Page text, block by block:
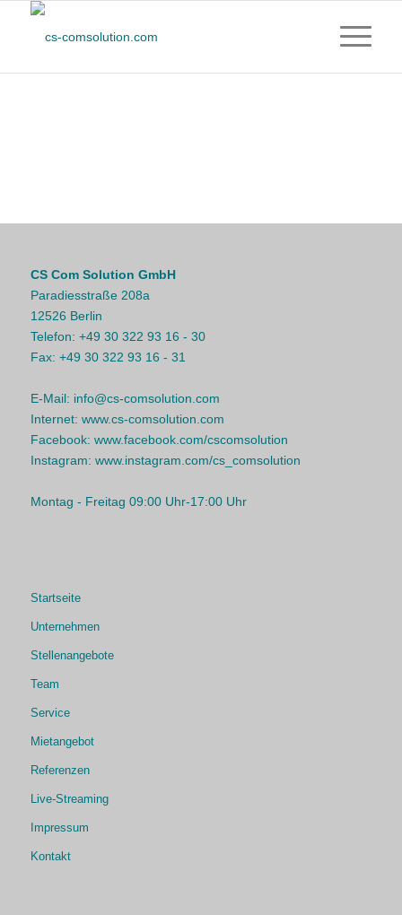
CS Com Solution GmbH
Paradiesstraße 208a
12526 Berlin
Telefon: +49 30 322 93 16 - 30
Fax: +49 30 322 93 16 - 31
E-Mail: info@cs-comsolution.com
Internet: www.cs-comsolution.com
Facebook: www.facebook.com/cscomsolution
Instagram: www.instagram.com/cs_comsolution
Montag - Freitag 09:00 Uhr-17:00 Uhr
Startseite
Unternehmen
Stellenangebote
Team
Service
Mietangebot
Referenzen
Live-Streaming
Impressum
Kontakt